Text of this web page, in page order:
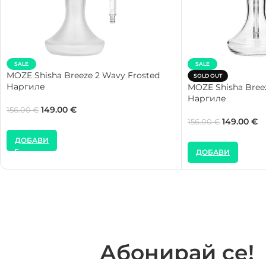
SALE
MOZE Shisha Breeze 2 Wavy Frosted
Наргиле
156.00€ 149.00 €
ДОБАВИ
SALE
SOLD OUT
MOZE Shisha
Наргиле
156.00€ 149.00 €
ДОБАВИ
Абонирай се!